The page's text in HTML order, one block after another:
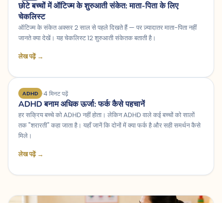
छोटे बच्चों में ऑटिज्म के शुरुआती संकेत: माता-पिता के लिए
चेकलिस्ट
ऑटिज्म के संकेत अक्सर 2 साल से पहले दिखते हैं — पर ज़्यादातर माता-पिता नहीं
जानते क्या देखें। यह चेकलिस्ट 12 शुरुआती संकेतक बताती है।
लेख पढ़ें →
ADHD 4 मिनट पढ़ें
ADHD बनाम अधिक ऊर्जा: फर्क कैसे पहचानें
हर सक्रिय बच्चे को ADHD नहीं होता। लेकिन ADHD वाले कई बच्चों को सालों
तक "शरारती" कहा जाता है। यहाँ जानें कि दोनों में क्या फर्क है और सही समर्थन कैसे
मिले।
लेख पढ़ें →